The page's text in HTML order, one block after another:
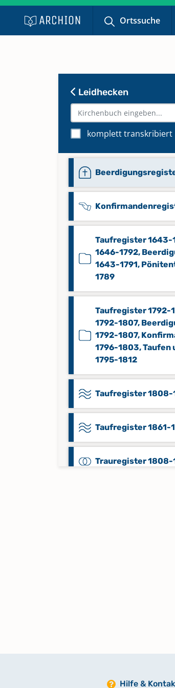
Ortssuche
Leidhecken
komplett transkribiert
Taufregister 1643-
1646-1792,
1643-1791,
1789
Taufregister 1792-
1792-1807,
1792-1807,
1796-1803, Taufen
1795-1812
Taufregister 1808-
Taufregister 1861-
Trauregister 1808-
Hilfe &